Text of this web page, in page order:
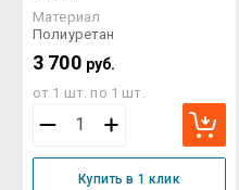
Материал
Полиуретан
3 700 руб.
от 1 шт. по 1 шт.
Купить в 1 клик